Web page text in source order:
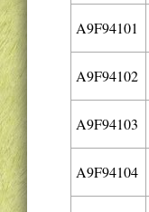
A9F94101
A9F94102
A9F94103
A9F94104